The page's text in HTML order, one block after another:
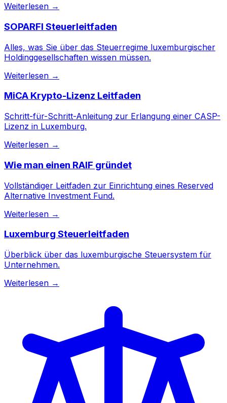
Weiterlesen →
SOPARFI Steuerleitfaden
Alles, was Sie über das Steuerregime luxemburgischer
Holdinggesellschaften wissen müssen.
Weiterlesen →
MiCA Krypto-Lizenz Leitfaden
Schritt-für-Schritt-Anleitung zur Erlangung einer CASP-
Lizenz in Luxemburg.
Weiterlesen →
Wie man einen RAIF gründet
Vollständiger Leitfaden zur Einrichtung eines Reserved
Alternative Investment Fund.
Weiterlesen →
Luxemburg Steuerleitfaden
Überblick über das luxemburgische Steuersystem für
Unternehmen.
Weiterlesen →